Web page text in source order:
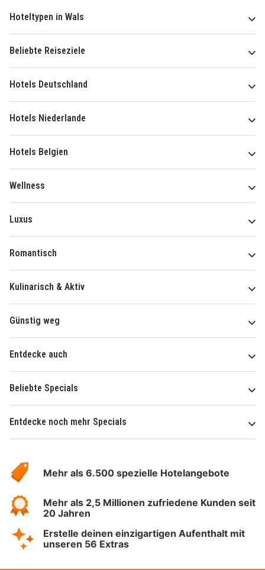
Hoteltypen in Wals
Beliebte Reiseziele
Hotels Deutschland
Hotels Niederlande
Hotels Belgien
Wellness
Luxus
Romantisch
Kulinarisch & Aktiv
Günstig weg
Entdecke auch
Beliebte Specials
Entdecke noch mehr Specials
Hotelspecials
Mehr als 6.500 spezielle Hotelangebote
Mehr als 2,5 Millionen zufriedene Kunden seit
20 Jahren
Erstelle deinen einzigartigen Aufenthalt mit
unseren 56 Extras